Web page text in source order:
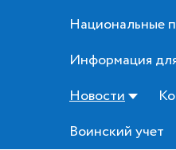
Национальные
Информация
Новости
Воинский учет